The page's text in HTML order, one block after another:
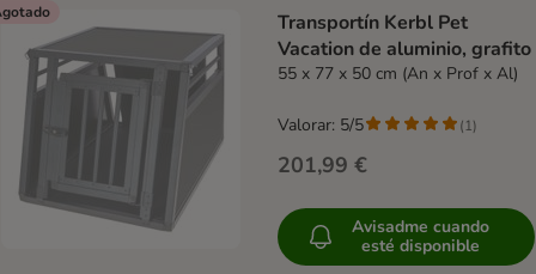
Transportín Kerbl Pet
Vacation de aluminio, grafito
55 x 77 x 50 cm (An x Prof x Al)
201,99 €
Valorar: 5/5 (1)
Avisadme cuando
esté disponible